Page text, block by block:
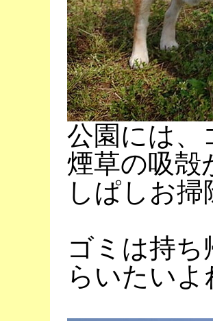
公園には、
煙草の吸殻
しぱしお
ゴミは持
らいたいよ